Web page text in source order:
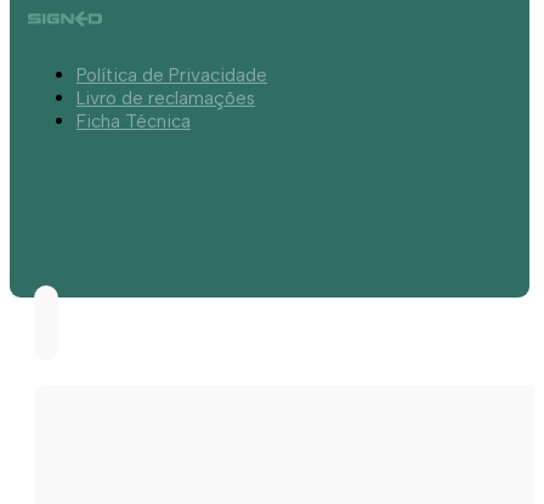
Política de Privacidade
Livro de reclamações
Ficha Técnica